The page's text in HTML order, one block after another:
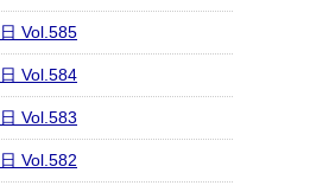
Vol.585
Vol.584
Vol.583
Vol.582